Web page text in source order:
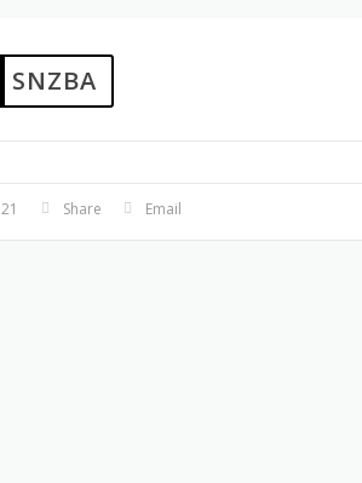
SNZBA
21 Used - 0 Today Share Email